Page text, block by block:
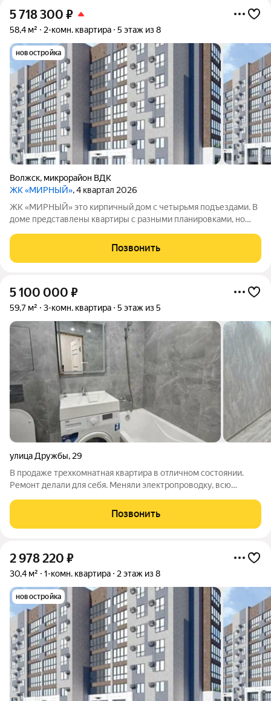
5 718 300 ₽
58,4 м² 2-комн. квартира 5 этаж из 8
новостройка
Волжск, микрорайон ВДК
ЖК «МИРНЫЙ», 4 квартал 2026
ЖК «МИРНЫЙ» это кирпичный дом с четырьмя подъездами. В
доме представлены квартиры с разными планировками, но
обустроены детские игровые
Позвонить
5 100 000 ₽
59,7 м² 3-комн. квартира 5 этаж из 5
улица Дружбы, 29
В продаже трехкомнатная квартира в отличном состоянии.
Ремонт делали для себя. Меняли электропроводку, всю
полы, заново оштукатурены стены. Взрослый собственник.
Чистая продажа. Услуги
Позвонить
2 978 220 ₽
30,4 м² 1-комн. квартира 2 этаж из 8
новостройка